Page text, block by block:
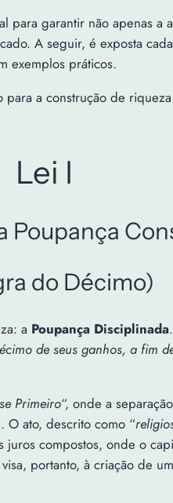
garantir não apenas a
A seguir, é exposta
exemplos práticos.
a construção de
Lei I
Poupança
do Décimo)
a Poupança Disciplinada
de seus ganhos, a
Primeiro“, onde a
O ato, descrito como “
compostos, onde o
visa, portanto, à criação de